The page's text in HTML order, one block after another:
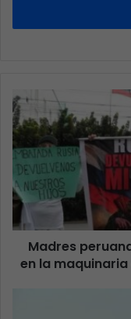
Madres
en la